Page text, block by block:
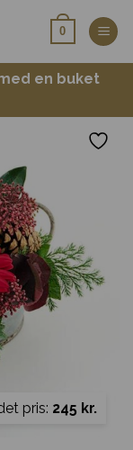
0
en buket
pris: 245 kr.